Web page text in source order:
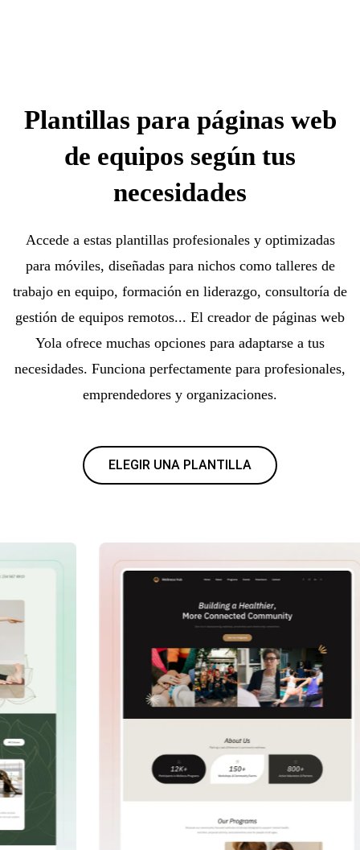
Plantillas para páginas web
de equipos según tus
necesidades
Accede a estas plantillas profesionales y optimizadas
para móviles, diseñadas para nichos como talleres de
trabajo en equipo, formación en liderazgo, consultoría de
gestión de equipos remotos... El creador de páginas web
Yola ofrece muchas opciones para adaptarse a tus
necesidades. Funciona perfectamente para profesionales,
emprendedores y organizaciones.
ELEGIR UNA PLANTILLA